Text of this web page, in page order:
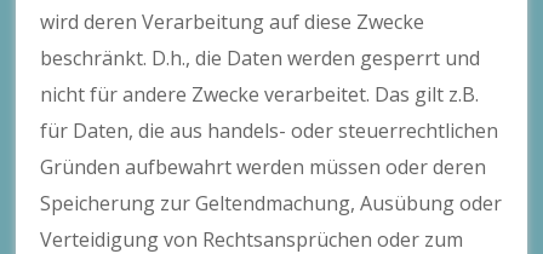
wird deren Verarbeitung auf diese Zwecke
beschränkt. D.h., die Daten werden gesperrt und
nicht für andere Zwecke verarbeitet. Das gilt z.B.
für Daten, die aus handels- oder steuerrechtlichen
Gründen aufbewahrt werden müssen oder deren
Speicherung zur Geltendmachung, Ausübung oder
Verteidigung von Rechtsansprüchen oder zum